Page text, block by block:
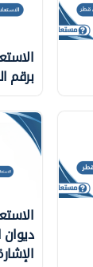
برقم
ديوان